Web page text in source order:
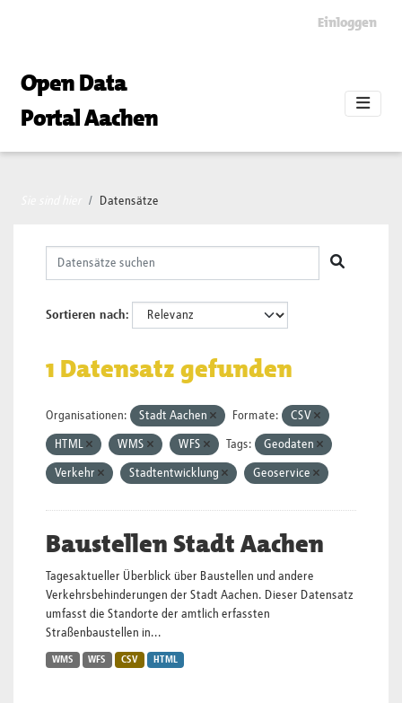
Einloggen
Open Data
Portal Aachen
Datensätze
Sortieren nach
1 Datensatz gefunden
Organisationen: Stadt Aachen Formate: CSV
HTML WMS WFS Tags: Geodaten
Verkehr Stadtentwicklung Geoservice
Baustellen Stadt Aachen
Tagesaktueller Überblick über Baustellen und andere
Verkehrsbehinderungen der Stadt Aachen. Dieser Datensatz
umfasst die Standorte der amtlich erfassten
Straßenbaustellen in...
WMS WFS CSV HTML